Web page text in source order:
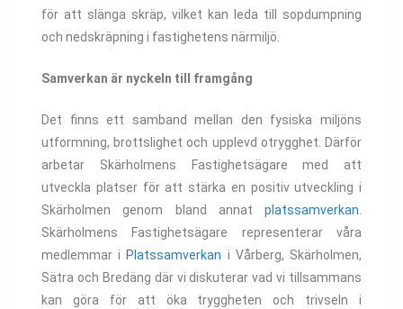
för att slänga skräp, vilket kan leda till sopdumpning
och nedskräpning i fastighetens närmiljö.
Samverkan är nyckeln till framgång
Det finns ett samband mellan den fysiska miljöns
utformning, brottslighet och upplevd otrygghet. Därför
arbetar Skärholmens Fastighetsägare med att
utveckla platser för att stärka en positiv utveckling i
Skärholmen genom bland annat platssamverkan.
Skärholmens Fastighetsägare representerar våra
medlemmar i Platssamverkan i Vårberg, Skärholmen,
Sätra och Bredäng där vi diskuterar vad vi tillsammans
kan göra för att öka tryggheten och trivseln i